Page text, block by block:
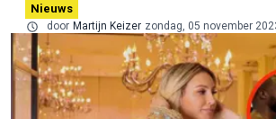
Nieuws
door Martijn Keizer zondag, 05 november